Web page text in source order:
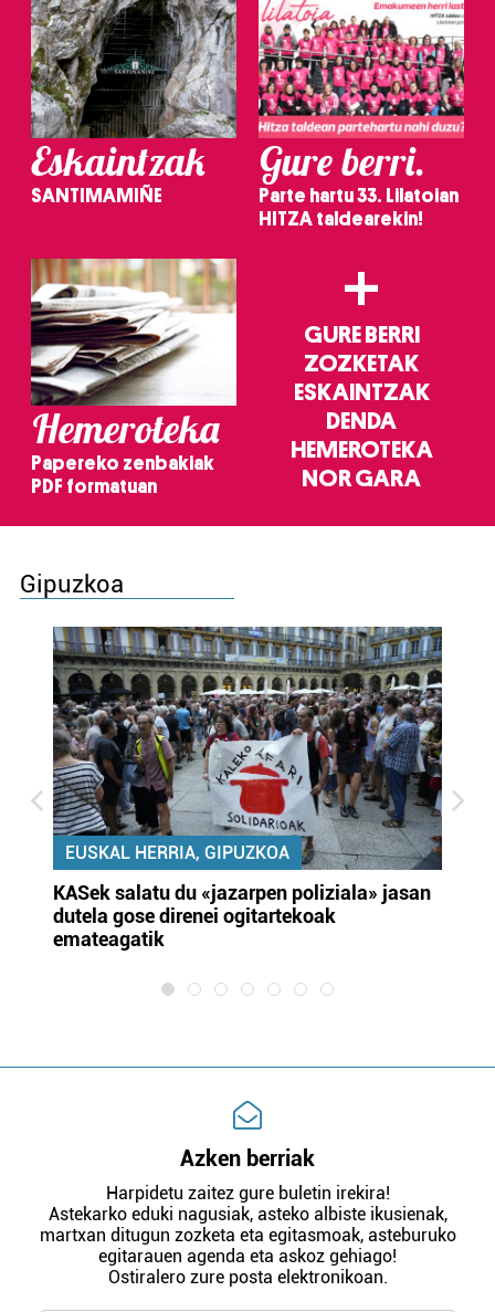
Eskaintzak
SANTIMAMIÑE
Gure berri.
Parte hartu 33. Lilatoian
HITZA taldearekin!
Hemeroteka
Papereko zenbakiak
PDF formatuan
+
GURE BERRI
ZOZKETAK
ESKAINTZAK
DENDA
HEMEROTEKA
NOR GARA
Gipuzkoa
EUSKAL HERRIA, GIPUZKOA
KASek salatu du «jazarpen poliziala» jasan
dutela gose direnei ogitartekoak
emateagatik
Azken berriak
Harpidetu zaitez gure buletin irekira!
Astekarko eduki nagusiak, asteko albiste ikusienak,
martxan ditugun zozketa eta egitasmoak, asteburuko
egitarauen agenda eta askoz gehiago!
Ostiralero zure posta elektronikoan.